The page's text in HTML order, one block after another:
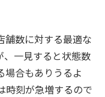
舗数に対する最適な
一見すると状態数
場合もありうるよ
刻が急増するので